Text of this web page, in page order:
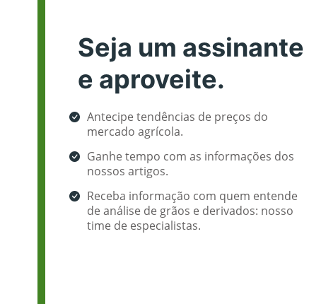
Seja um assinante
e aproveite.
Antecipe tendências de preços do
mercado agrícola.
Ganhe tempo com as informações dos
nossos artigos.
Receba informação com quem entende
de análise de grãos e derivados: nosso
time de especialistas.